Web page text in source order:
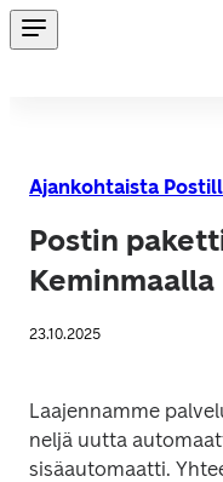
Ajankohtaista
Postin
Keminmaalla
23.10.2025
Laajennamme
neljä uutta
sisäautomaatti.